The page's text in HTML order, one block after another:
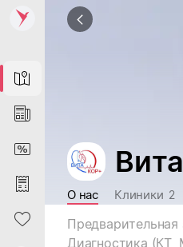
Map
News
DiscountCard
Purchases
Heart
О нас Клиники 2
Предварительная
Диагностика (КТ,